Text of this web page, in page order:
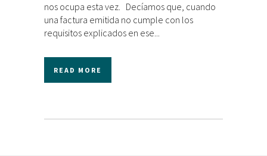
nos ocupa esta vez. Decíamos que, cuando
una factura emitida no cumple con los
requisitos explicados en ese...
READ MORE